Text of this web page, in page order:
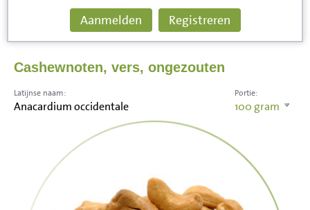
Aanmelden Registreren
Cashewnoten, vers, ongezouten
Portie:
100 gram
Latijnse naam:
Anacardium occidentale